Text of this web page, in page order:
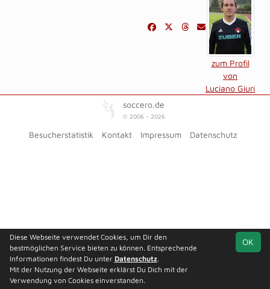
zum Profil
von
Luciano Giuri
soccero.de
© 2006 - 2026
Besucherstatistik Kontakt Impressum Datenschutz
OK
Diese Webseite verwendet Cookies, um Dir den
bestmöglichen Service bieten zu können. Entsprechende
Informationen findest Du unter Datenschutz.
Mit der Nutzung der Webseite erklärst Du Dich mit der
Verwendung von Cookies einverstanden.